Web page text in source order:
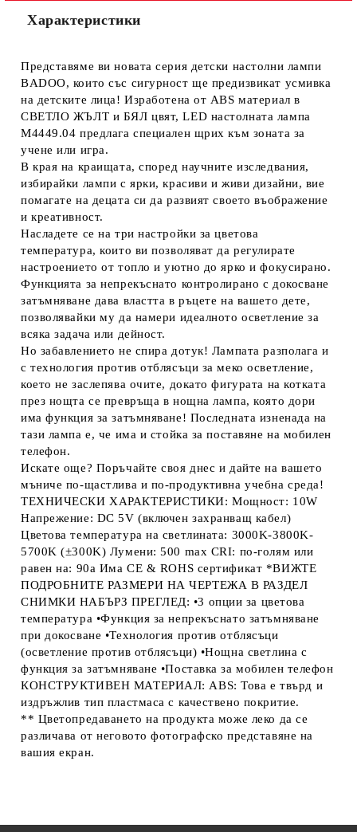
Характеристики
Представяме ви новата серия детски настолни лампи
BADOO, които със сигурност ще предизвикат усмивка
на детските лица! Изработена от ABS материал в
СВЕТЛО ЖЪЛТ и БЯЛ цвят, LED настолната лампа
Μ4449.04 предлага специален щрих към зоната за
учене или игра.
В края на краищата, според научните изследвания,
избирайки лампи с ярки, красиви и живи дизайни, вие
помагате на децата си да развият своето въображение
и креативност.
Насладете се на три настройки за цветова
температура, които ви позволяват да регулирате
настроението от топло и уютно до ярко и фокусирано.
Функцията за непрекъснато контролирано с докосване
затъмняване дава властта в ръцете на вашето дете,
позволявайки му да намери идеалното осветление за
всяка задача или дейност.
Но забавлението не спира дотук! Лампата разполага и
с технология против отблясъци за меко осветление,
което не заслепява очите, докато фигурата на котката
през нощта се превръща в нощна лампа, която дори
има функция за затъмняване! Последната изненада на
тази лампа е, че има и стойка за поставяне на мобилен
телефон.
Искате още? Поръчайте своя днес и дайте на вашето
мъниче по-щастлива и по-продуктивна учебна среда!
ТЕХНИЧЕСКИ ХАРАКТЕРИСТИКИ: Мощност: 10W
Напрежение: DC 5V (включен захранващ кабел)
Цветова температура на светлината: 3000K-3800K-
5700K (±300K) Лумени: 500 max CRI: по-голям или
равен на: 90a Има CE & ROHS сертификат *ВИЖТЕ
ПОДРОБНИТЕ РАЗМЕРИ НА ЧЕРТЕЖА В РАЗДЕЛ
СНИМКИ НАБЪРЗ ПРЕГЛЕД: •3 опции за цветова
температура •Функция за непрекъснато затъмняване
при докосване •Технология против отблясъци
(осветление против отблясъци) •Нощна светлина с
функция за затъмняване •Поставка за мобилен телефон
КОНСТРУКТИВЕН МАТЕРИАЛ: ABS: Това е твърд и
издръжлив тип пластмаса с качествено покритие.
** Цветопредаването на продукта може леко да се
различава от неговото фотографско представяне на
вашия екран.